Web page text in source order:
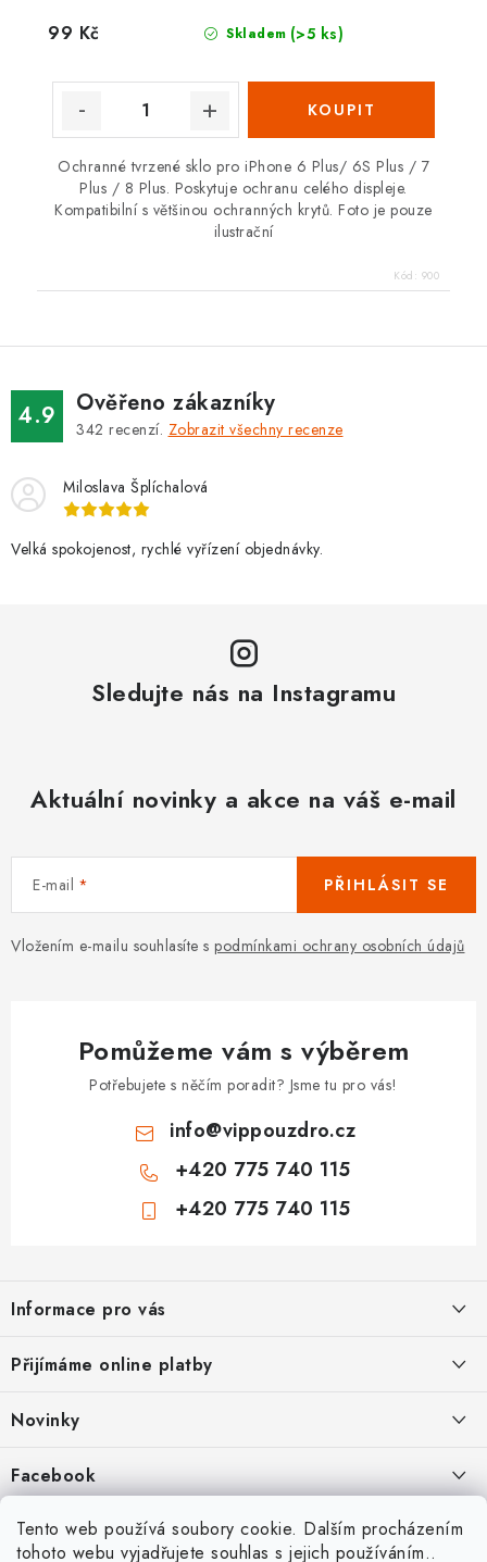
Tento web používá soubory cookie. Dalším procházením
tohoto webu vyjadřujete souhlas s jejich používáním..
Skladem (>5 ks)
99 Kč
Ochranné tvrzené sklo pro iPhone 6 Plus/ 6S Plus / 7
Plus / 8 Plus. Poskytuje ochranu celého displeje.
Kompatibilní s většinou ochranných krytů. Foto je pouze
ilustrační
Kód: 900
4.9 Ověřeno zákazníky
342 recenzí. Zobrazit všechny recenze
Miloslava Šplíchalová
Velká spokojenost, rychlé vyřízení objednávky.
Sledujte nás na Instagramu
Aktuální novinky a akce na váš e-mail
E-mail
Vložením e-mailu souhlasíte s podmínkami ochrany osobních údajů
PŘIHLÁSIT SE
Pomůžeme vám s výběrem
Potřebujete s něčím poradit? Jsme tu pro vás!
info@vippouzdro.cz
+420 775 740 115
+420 775 740 115
p
a
Informace pro vás
Jak nakupovat
Ochrana osobních údajů
Hodnocení obchodu
Doprava a platba
Přijímáme online platby
Novinky
Kryty, pouzdra, obaly na mobil Apple iPhone.
11.9.2022
Nová skla pro vaši ochranu
Facebook
Heureka Recenze obchodu